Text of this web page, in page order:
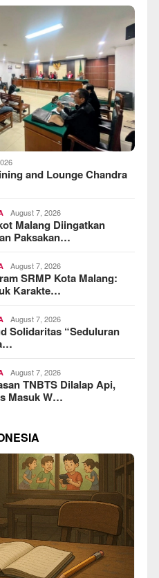
and Lounge Chandra
August 7, 2026
Malang Diingatkan
Paksakan…
August 7, 2026
SRMP Kota Malang:
Karakte…
August 7, 2026
Solidaritas “Seduluran
August 7, 2026
TNBTS Dilalap Api,
Masuk W…